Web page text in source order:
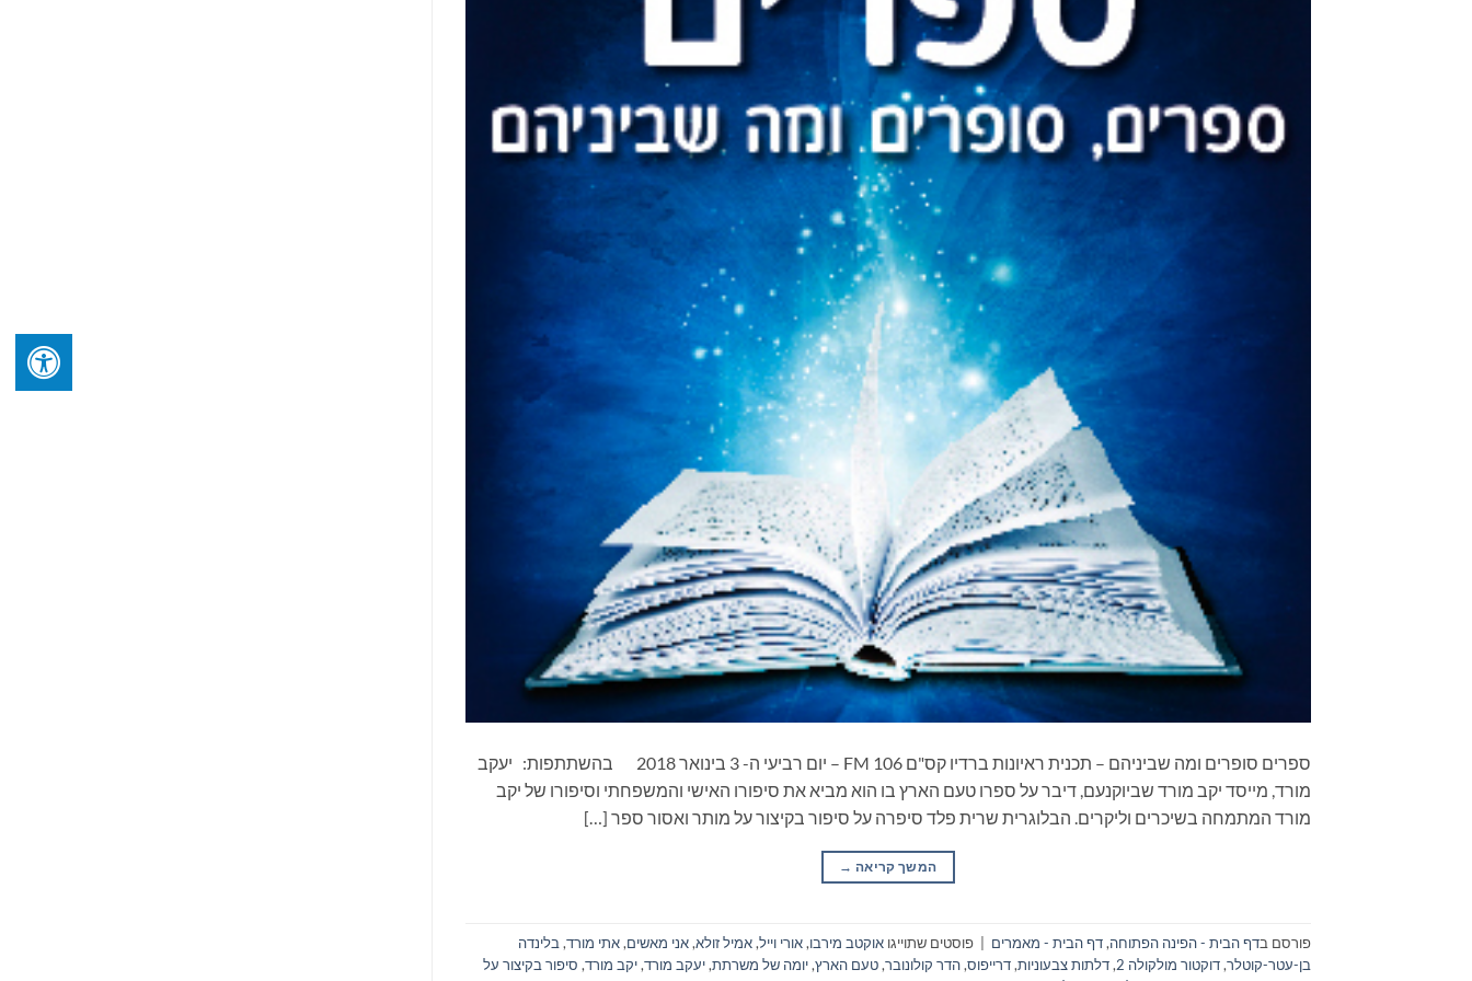
ספרים סופרים ומה שביניהם – תכנית ראיונות ברדיו קס"ם 106 FM – יום רביעי ה- 3 בינואר 2018 בהשתתפות: יעקב
מורד, מייסד יקב מורד שביוקנעם, דיבר על ספרו טעם הארץ בו הוא מביא את סיפורו האישי והמשפחתי וסיפורו של יקב
מורד המתמחה בשיכרים וליקרים. הבלוגרית שרית פלד סיפרה על סיפור בקיצור על מותר ואסור ספר […]
המשך קריאה →
פורסם בדף הבית - הפינה הפתוחה,דף הבית - מאמרים פוסטים שתוייגו אוקטב מירבו,אורי וייל,אמיל זולא,אני מאשים,אתי מורד, בלינדה
בן-עטר-קוטלר,דוקטור מולקולה 2 ,דלתות צבעוניות,דרייפוס,הדר קולונובר,טעם הארץ,יומה של משרתת,יעקב מורד,יקב מורד, סיפור בקיצור על